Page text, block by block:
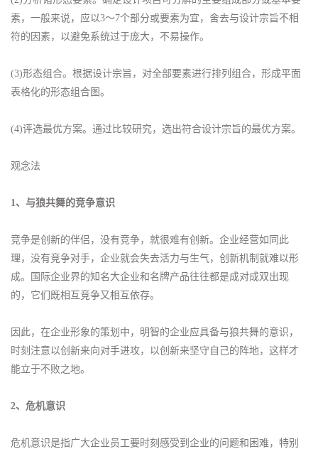
素，一般来说，应以3～7个部分或要素为宜，舍去与设计宗旨不相
符的因素，以避免系统过于庞大，不易操作。
(3)形态组合。根据设计宗旨，对全部要素进行排列组合，形成平面
表格化的形态组合图。
(4)评选最优方案。通过比较研究，选出符合设计宗旨的最优方案。
观念法
1、与狼共舞的竞争意识
竞争是创新的伴侣，没有竞争，就很难有创新。企业经营如同此
理，没有竞争对手，企业就会失去活力与生气，创新机制就难以形
成。国际企业界的知名大企业和名牌产品往往都是成对成双出现
的，它们既相互竞争又相互依存。
因此，在企业形象的策划中，明智的企业应具备与狼共舞的意识，
时刻注意以创新来向对手进攻，以创新来坚守自己的阵地，这样才
能立于不败之地。
2、危机意识
危机意识是指广大企业员工要时刻感受到企业的问题和困难，特别